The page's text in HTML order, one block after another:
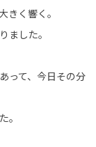
きく響く。
ました。
って、今日その分
。